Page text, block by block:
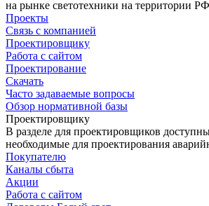
на рынке светотехники на территории
Проекты
Связь с компанией
Проектировщику
Работа с сайтом
Проектирование
Скачать
Часто задаваемые вопросы
Обзор нормативной базы
Проектировщику
В разделе для проектировщиков
необходимые для проектирования
Покупателю
Каналы сбыта
Акции
Работа с сайтом